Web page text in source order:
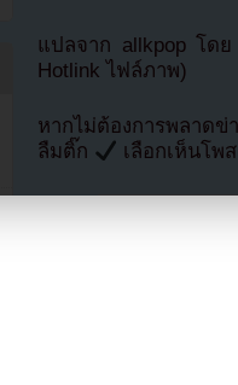
แปลจาก allkpop โดย
Hotlink ไฟล์ภาพ)
หากไม่ต้องการพลาดข่
ลืมติ๊ก
เลือกเห็นโพ